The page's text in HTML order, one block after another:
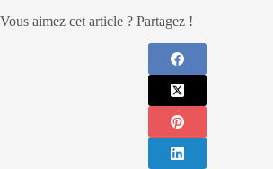
Vous aimez cet article ? Partagez !